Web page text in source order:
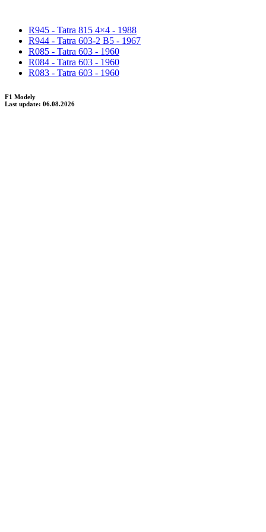
R945 - Tatra 815 4×4 - 1988
R944 - Tatra 603-2 B5 - 1967
R085 - Tatra 603 - 1960
R084 - Tatra 603 - 1960
R083 - Tatra 603 - 1960
F1 Modely
Last update: 06.08.2026